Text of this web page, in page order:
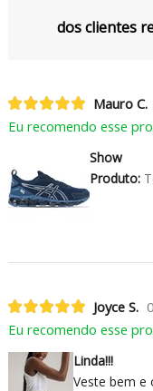
dos clientes
Mauro C.
Eu recomendo esse
Show
Produto:
Joyce S.
Eu recomendo esse
Linda!!!
Veste bem e